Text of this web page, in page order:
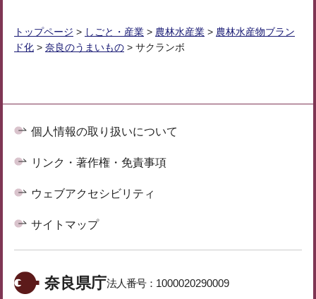
トップページ > しごと・産業 > 農林水産業 > 農林水産物ブラン
ド化 > 奈良のうまいもの > サクランボ
個人情報の取り扱いについて
リンク・著作権・免責事項
ウェブアクセシビリティ
サイトマップ
奈良県庁法人番号： 1000020290009